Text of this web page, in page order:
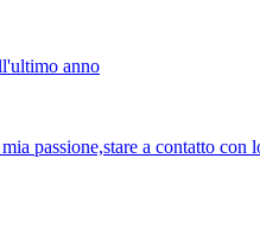
anno
passione,stare a contatto con